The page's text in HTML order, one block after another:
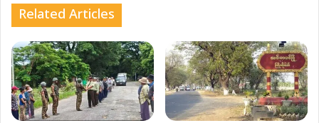
Related Articles